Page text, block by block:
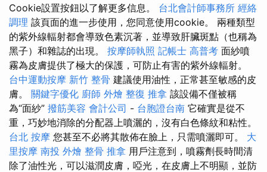
Cookie設置按鈕以了解更多信息。 台北會計師事務所 經絡
調理 該頁面的進一步使用，您同意使用cookie。 兩種類型
的紫外線輻射都會導致色素沉著，並導致肝臟斑點（也稱為
黑子）和雜誌的出現。 按摩師執照 記帳士 高普考 面紗噴
霧為皮膚提供了極大的保護，可防止有害的紫外線輻射。
台中運動按摩 新竹 整骨 建議使用油性，正常甚至敏感的皮
膚。 關鍵字優化 廚師 外燴 整復 推拿 該設備不僅被稱
為“面紗” 撥筋美容 會計公司 - 台胞證台南 它確實是從不
重，巧妙地消除的分配器上噴灑的，沒有白色條紋和粘性。
台北 按摩 您甚至不必將其散佈在臉上，只需噴灑即可。 大
里按摩 南投 外燴 整骨 推拿 用戶注意到，噴霧劑長時間清
除了油性光，可以滋潤皮膚，啞光，在皮膚上不明顯，並防